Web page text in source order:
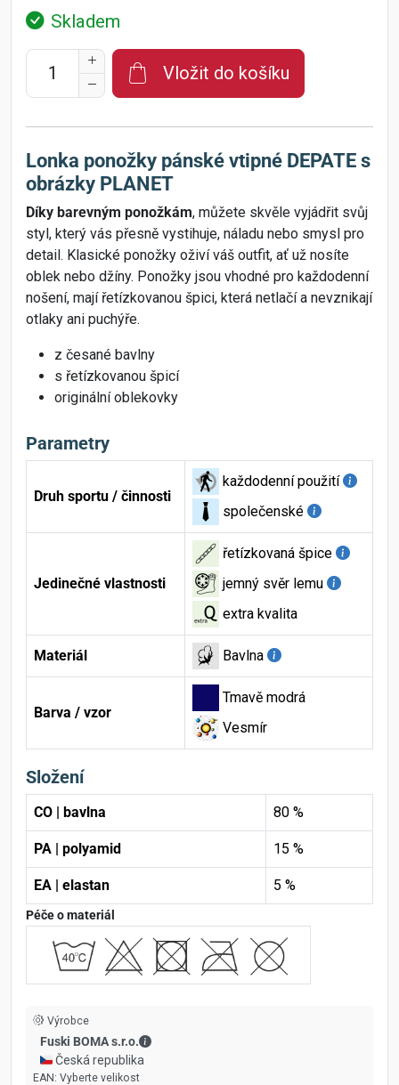
Skladem
Vložit do košíku
Lonka ponožky pánské vtipné DEPATE s
obrázky PLANET
Díky barevným ponožkám, můžete skvěle vyjádřit svůj
styl, který vás přesně vystihuje, náladu nebo smysl pro
detail. Klasické ponožky oživí váš outfit, ať už nosíte
oblek nebo džíny. Ponožky jsou vhodné pro každodenní
nošení, mají řetízkovanou špici, která netlačí a nevznikají
otlaky ani puchýře.
z česané bavlny
s řetízkovanou špicí
originální oblekovky
Parametry
Druh sportu / činnosti
každodenní použití
společenské
Jedinečné vlastnosti
řetízkovaná špice
jemný svěr lemu
extra kvalita
Materiál Bavlna
Barva / vzor
Tmavě modrá
Vesmír
Složení
CO | bavlna 80 %
PA | polyamid 15 %
EA | elastan 5 %
Péče o materiál
Výrobce
Fuski BOMA s.r.o.
Fuski BOMA s.r.o. - Kontaktní údaje
🇨🇿 Česká republika
EAN: Vyberte velikost